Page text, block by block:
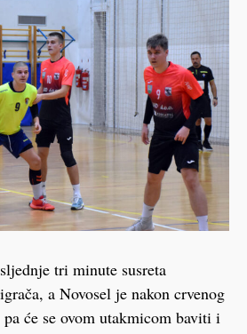
tri minute susreta
a Novosel je nakon crvenog
će se ovom utakmicom baviti i